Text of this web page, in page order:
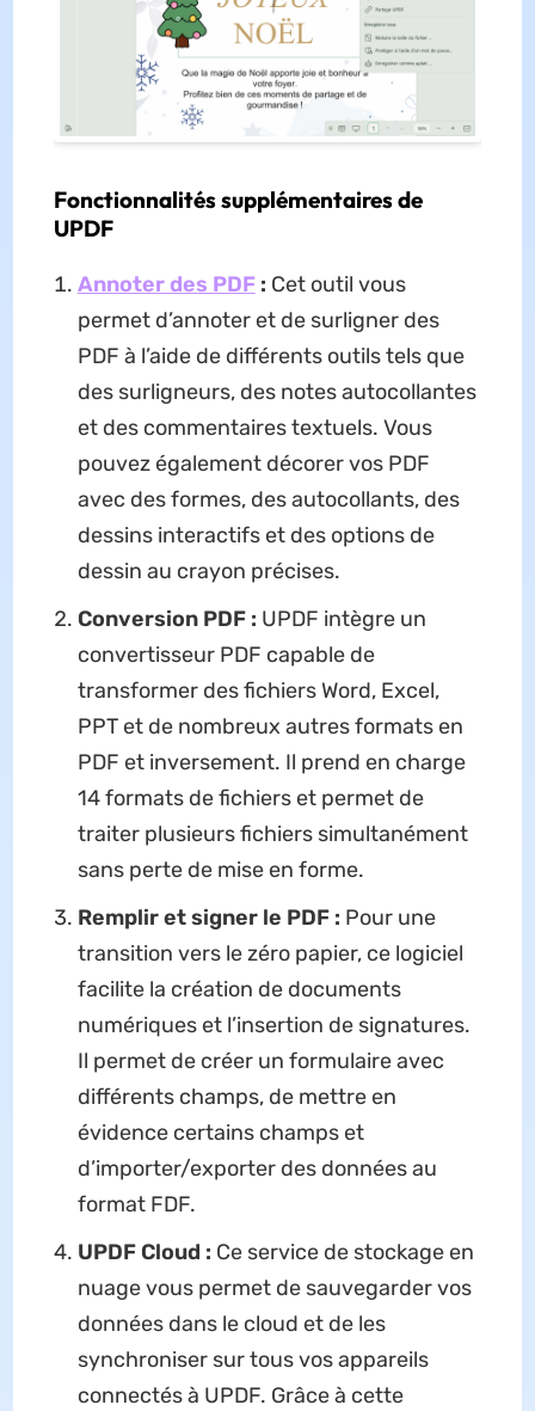
Fonctionnalités supplémentaires de
UPDF
Annoter des PDF: Cet outil vous
permet d’annoter et de surligner des
PDF à l’aide de différents outils tels que
des surligneurs, des notes autocollantes
et des commentaires textuels. Vous
pouvez également décorer vos PDF
avec des formes, des autocollants, des
dessins interactifs et des options de
dessin au crayon précises.
Conversion PDF : UPDF intègre un
convertisseur PDF capable de
transformer des fichiers Word, Excel,
PPT et de nombreux autres formats en
PDF et inversement. Il prend en charge
14 formats de fichiers et permet de
traiter plusieurs fichiers simultanément
sans perte de mise en forme.
Remplir et signer le PDF : Pour une
transition vers le zéro papier, ce logiciel
facilite la création de documents
numériques et l’insertion de signatures.
Il permet de créer un formulaire avec
différents champs, de mettre en
évidence certains champs et
d’importer/exporter des données au
format FDF.
UPDF Cloud : Ce service de stockage en
nuage vous permet de sauvegarder vos
données dans le cloud et de les
synchroniser sur tous vos appareils
connectés à UPDF. Grâce à cette